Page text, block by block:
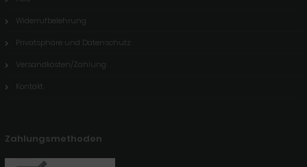
Widerrufbelehrung
Privatsphäre und Datenschutz
Versandkosten/Zahlung
Kontakt
Zahlungsmethoden